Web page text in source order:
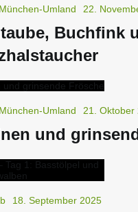
Umland 22.
Buchfink
Umland 21. Oktober
und
18. September 2025